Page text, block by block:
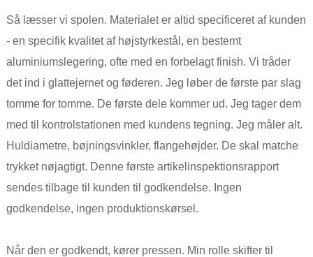
Så læsser vi spolen. Materialet er altid specificeret af kunden
- en specifik kvalitet af højstyrkestål, en bestemt
aluminiumslegering, ofte med en forbelagt finish. Vi tråder
det ind i glattejernet og føderen. Jeg løber de første par slag
tomme for tomme. De første dele kommer ud. Jeg tager dem
med til kontrolstationen med kundens tegning. Jeg måler alt.
Huldiametre, bøjningsvinkler, flangehøjder. De skal matche
trykket nøjagtigt. Denne første artikelinspektionsrapport
sendes tilbage til kunden til godkendelse. Ingen
godkendelse, ingen produktionskørsel.
Når den er godkendt, kører pressen. Min rolle skifter til